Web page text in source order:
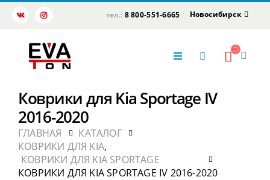
тел.: 8 800-551-6665 Новосибирск
Коврики для Kia Sportage IV
2016-2020
ГЛАВНАЯ
КАТАЛОГ
КОВРИКИ ДЛЯ KIA,
КОВРИКИ ДЛЯ KIA SPORTAGE
КОВРИКИ ДЛЯ KIA SPORTAGE IV 2016-2020